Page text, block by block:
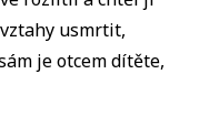
usmrtit,
je otcem dítěte,